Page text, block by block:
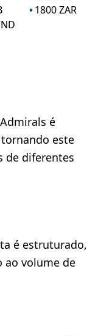
1800ZAR
é
este
de diferentes
é estruturado,
ao volume de